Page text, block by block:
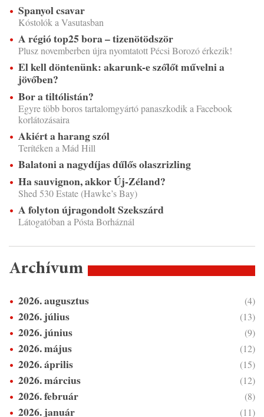
Spanyol csavar
Kóstolók a Vasutasban
A régió top25 bora – tizenötödször
Plusz novemberben újra nyomtatott Pécsi Borozó érkezik!
El kell döntenünk: akarunk-e szőlőt művelni a
jövőben?
Bor a tiltólistán?
Egyre több boros tartalomgyártó panaszkodik a Facebook
korlátozásaira
Akiért a harang szól
Terítéken a Mád Hill
Balatoni a nagydíjas dűlős olaszrizling
Ha sauvignon, akkor Új-Zéland?
Shed 530 Estate (Hawke’s Bay)
A folyton újragondolt Szekszárd
Látogatóban a Pósta Borháznál
Archívum
2026. augusztus (4)
2026. július (13)
2026. június (9)
2026. május (12)
2026. április (15)
2026. március (12)
2026. február (8)
2026. január (11)